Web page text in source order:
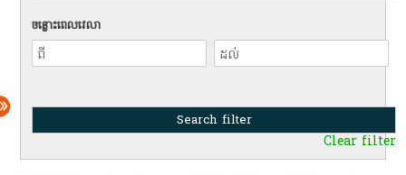
ចន្លោះពេលវេលា
Clear filter